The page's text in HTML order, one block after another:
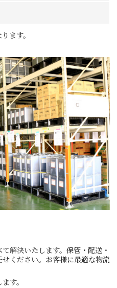
ます。
解決いたします。保管・配送・
ください。お客様に最適な物流
す。